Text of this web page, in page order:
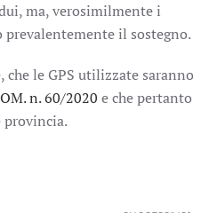
ma, verosimilmente i
il sostegno.
che le GPS utilizzate saranno
OM. n. 60/2020 e che pertanto
provincia.